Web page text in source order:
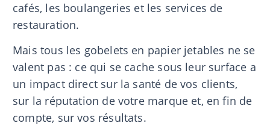
cafés, les boulangeries et les services de
restauration.
Mais tous les gobelets en papier jetables ne se
valent pas : ce qui se cache sous leur surface a
un impact direct sur la santé de vos clients,
sur la réputation de votre marque et, en fin de
compte, sur vos résultats.